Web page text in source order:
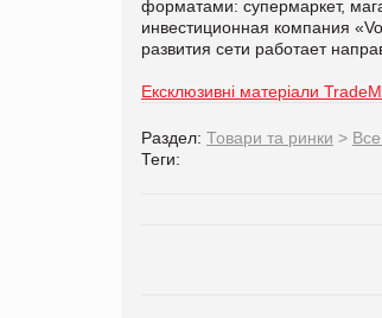
форматами: супермаркет,
инвестиционная компания «
развития сети работает
Ексклюзивні матеріали
Раздел: Товари та ринки >
Теги: